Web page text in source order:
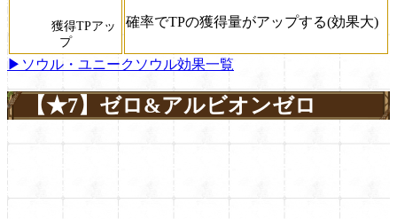
獲得TPアッ
プ
確率でTPの獲得量がアップする(効果大)
▶ソウル・ユニークソウル効果一覧
【★7】ゼロ&アルビオンゼロ